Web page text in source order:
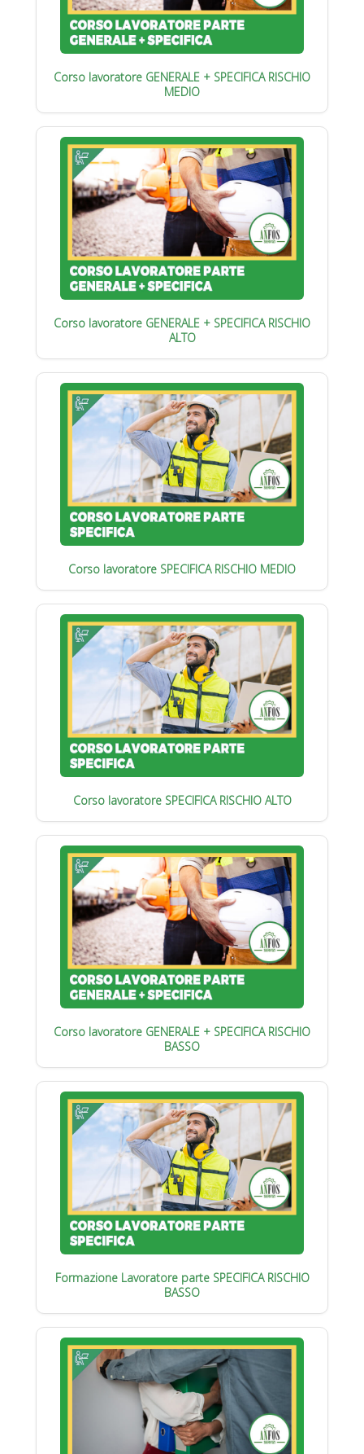
Corso lavoratore GENERALE + SPECIFICA RISCHIO
MEDIO
Corso lavoratore GENERALE + SPECIFICA RISCHIO
ALTO
Corso lavoratore SPECIFICA RISCHIO MEDIO
Corso lavoratore SPECIFICA RISCHIO ALTO
Corso lavoratore GENERALE + SPECIFICA RISCHIO
BASSO
Formazione Lavoratore parte SPECIFICA RISCHIO
BASSO